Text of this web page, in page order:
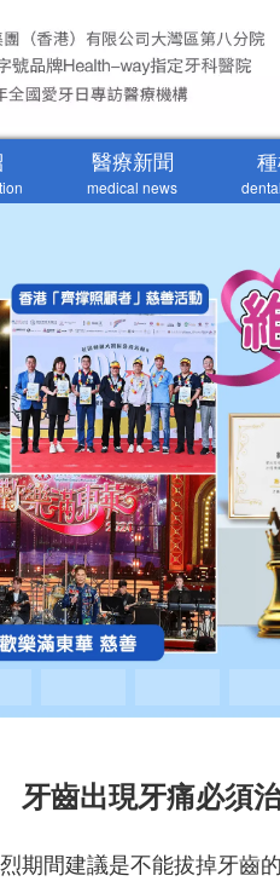
醫療新聞
medical news
牙齒出現牙痛必須
期間建議是不能拔掉牙齒